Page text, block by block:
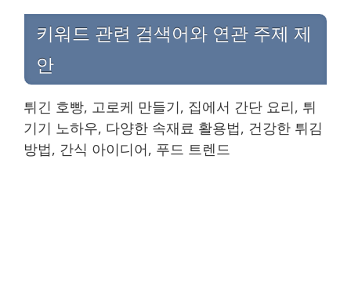
키워드 관련 검색어와 연관 주제 제
안
튀긴 호빵, 고로케 만들기, 집에서 간단 요리, 튀
기기 노하우, 다양한 속재료 활용법, 건강한 튀김
방법, 간식 아이디어, 푸드 트렌드